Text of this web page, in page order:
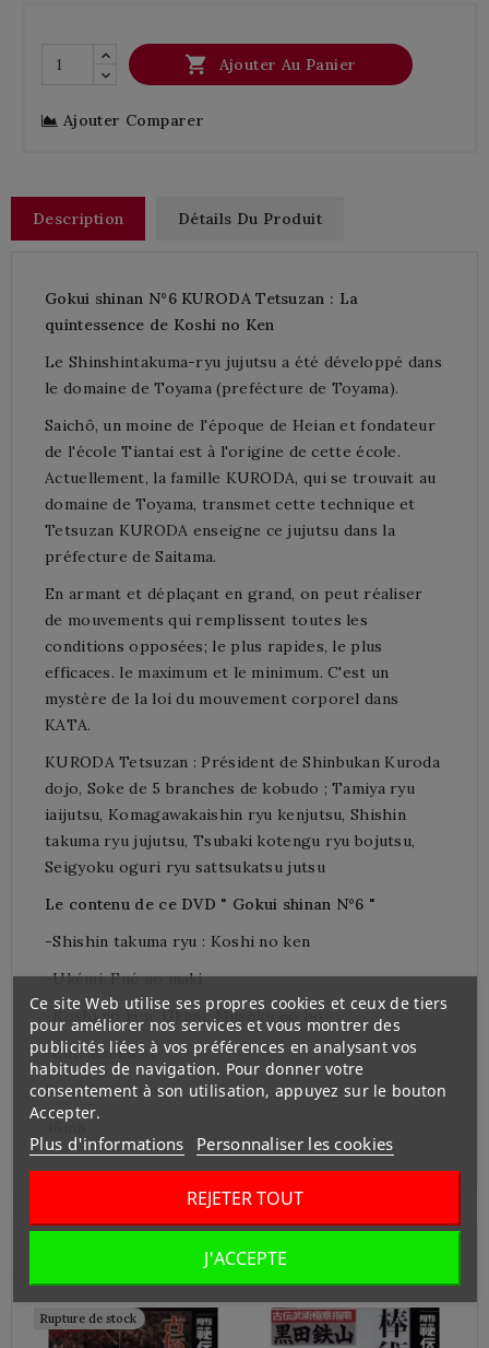
 Ajouter Au Panier
Ajouter Comparer
Description Détails Du Produit
Gokui shinan N°6 KURODA Tetsuzan : La
quintessence de Koshi no Ken
Le Shinshintakuma-ryu jujutsu a été développé dans
le domaine de Toyama (prefécture de Toyama).
Saichô, un moine de l'époque de Heian et fondateur
de l'école Tiantai est à l'origine de cette école.
Actuellement, la famille KURODA, qui se trouvait au
domaine de Toyama, transmet cette technique et
Tetsuzan KURODA enseigne ce jujutsu dans la
préfecture de Saitama.
En armant et déplaçant en grand, on peut réaliser
de mouvements qui remplissent toutes les
conditions opposées; le plus rapides, le plus
efficaces. le maximum et le minimum. C'est un
mystère de la loi du mouvement corporel dans
KATA.
KURODA Tetsuzan : Président de Shinbukan Kuroda
dojo, Soke de 5 branches de kobudo ; Tamiya ryu
iaijutsu, Komagawakaishin ryu kenjutsu, Shishin
takuma ryu jujutsu, Tsubaki kotengu ryu bojutsu,
Seigyoku oguri ryu sattsukatsu jutsu
Le contenu de ce DVD " Gokui shinan N°6 "
-Shishin takuma ryu : Koshi no ken
-Ukémi, Fué no maki
-Koshi no ken, Ukimi, Musoku no ho
-Entraînement
Langue : Japonais
46mn
Vous Pourriez Aussi Aimer
Rupture de stock
Ce site Web utilise ses propres cookies et ceux de tiers
pour améliorer nos services et vous montrer des
publicités liées à vos préférences en analysant vos
habitudes de navigation. Pour donner votre
consentement à son utilisation, appuyez sur le bouton
Accepter.
Plus d'informations Personnaliser les cookies
REJETER TOUT
J'ACCEPTE